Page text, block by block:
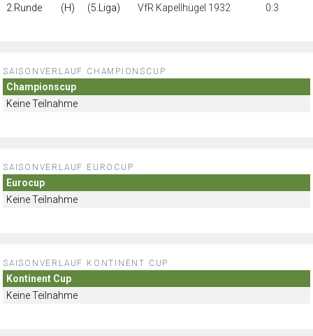
2.Runde
(H) (5.Liga) VfR Kapellhügel 1932 0:3
SAISONVERLAUF CHAMPIONSCUP
Championscup
Keine Teilnahme
SAISONVERLAUF EUROCUP
Eurocup
Keine Teilnahme
SAISONVERLAUF KONTINENT CUP
Kontinent Cup
Keine Teilnahme